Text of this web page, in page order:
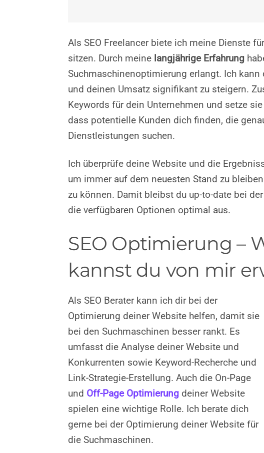
Als SEO Freelancer biete ich meine Dienste
sitzen. Durch meine langjährige Erfahrung
Suchmaschinenoptimierung erlangt. Ich
und deinen Umsatz signifikant zu steigern.
Keywords für dein Unternehmen und setze
dass potentielle Kunden dich finden, die
Dienstleistungen suchen.
Ich überprüfe deine Website und die
um immer auf dem neuesten Stand zu
zu können. Damit bleibst du up-to-date bei
die verfügbaren Optionen optimal aus.
SEO Optimierung –
kannst du von mir
Als SEO Berater kann ich dir bei der
Optimierung deiner Website helfen, damit sie
bei den Suchmaschinen besser rankt. Es
umfasst die Analyse deiner Website und
Konkurrenten sowie Keyword-Recherche und
Link-Strategie-Erstellung. Auch die On-Page
und Off-Page Optimierung deiner Website
spielen eine wichtige Rolle. Ich berate dich
gerne bei der Optimierung deiner Website für
die Suchmaschinen.